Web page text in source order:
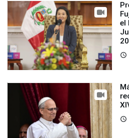
el
access_time
access_time